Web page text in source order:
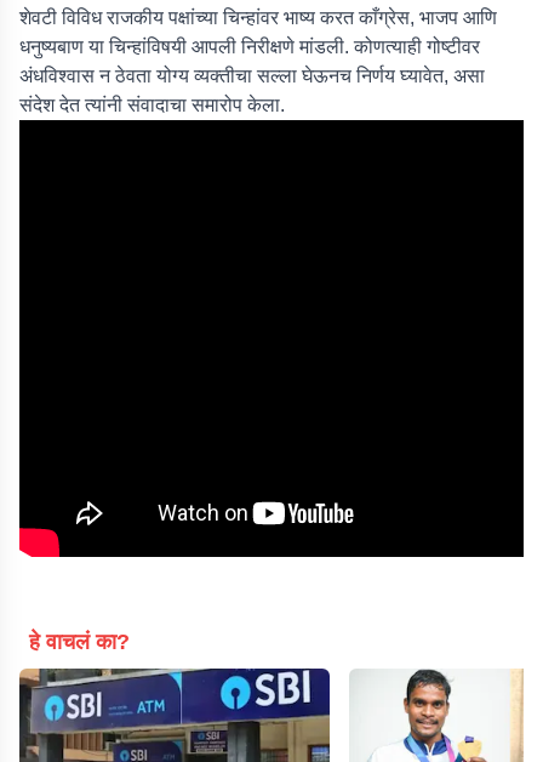
शेवटी विविध राजकीय पक्षांच्या चिन्हांवर भाष्य करत काँग्रेस, भाजप आणि
धनुष्यबाण या चिन्हांविषयी आपली निरीक्षणे मांडली. कोणत्याही गोष्टीवर
अंधविश्वास न ठेवता योग्य व्यक्तीचा सल्ला घेऊनच निर्णय घ्यावेत, असा
संदेश देत त्यांनी संवादाचा समारोप केला.
हे वाचलं का?